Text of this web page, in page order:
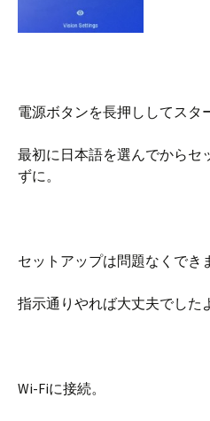
電源ボタンを長押ししてスタ
最初に日本語を選んでからセ
ずに。
セットアップは問題なくでき
指示通りやれば大丈夫でした
Wi-Fiに接続。